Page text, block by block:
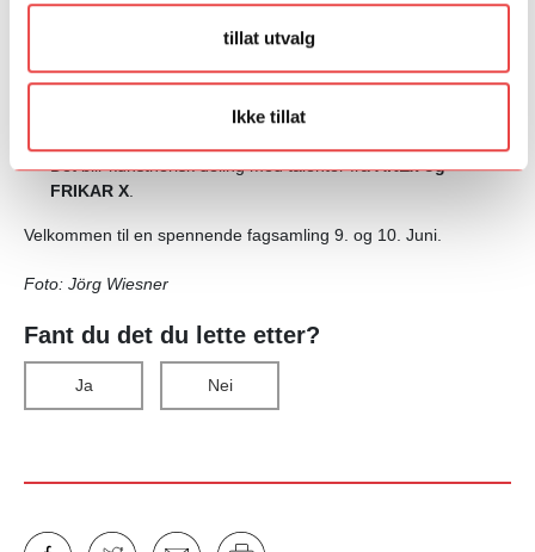
tillat utvalg
Ikke tillat
som gir et unikt innblikk i hvordan angst og
snu det til en skapende kraft og omfavne selv de mørkeste
Det blir kunstnerisk deling med talenter fraArtEx og
FRIKAR X.
Velkommen til en spennende fagsamling 9. og 10. Juni.
Foto: Jörg Wiesner
Fant du det du lette etter?
Ja Nei